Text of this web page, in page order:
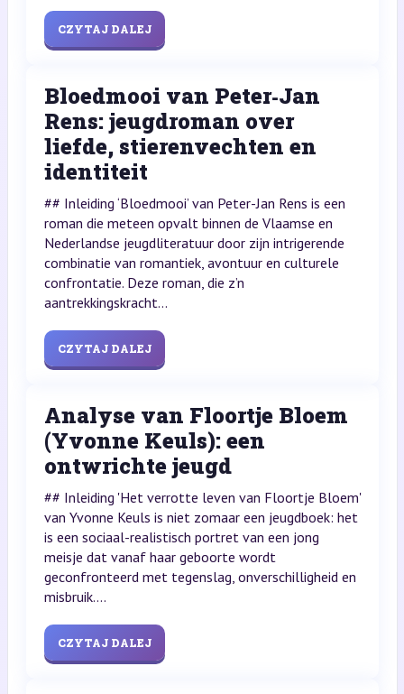
CZYTAJ DALEJ
Bloedmooi van Peter‑Jan
Rens: jeugdroman over
liefde, stierenvechten en
identiteit
## Inleiding ‘Bloedmooi’ van Peter-Jan Rens is een
roman die meteen opvalt binnen de Vlaamse en
Nederlandse jeugdliteratuur door zijn intrigerende
combinatie van romantiek, avontuur en culturele
confrontatie. Deze roman, die z’n
aantrekkingskracht...
CZYTAJ DALEJ
Analyse van Floortje Bloem
(Yvonne Keuls): een
ontwrichte jeugd
## Inleiding 'Het verrotte leven van Floortje Bloem'
van Yvonne Keuls is niet zomaar een jeugdboek: het
is een sociaal-realistisch portret van een jong
meisje dat vanaf haar geboorte wordt
geconfronteerd met tegenslag, onverschilligheid en
misbruik....
CZYTAJ DALEJ